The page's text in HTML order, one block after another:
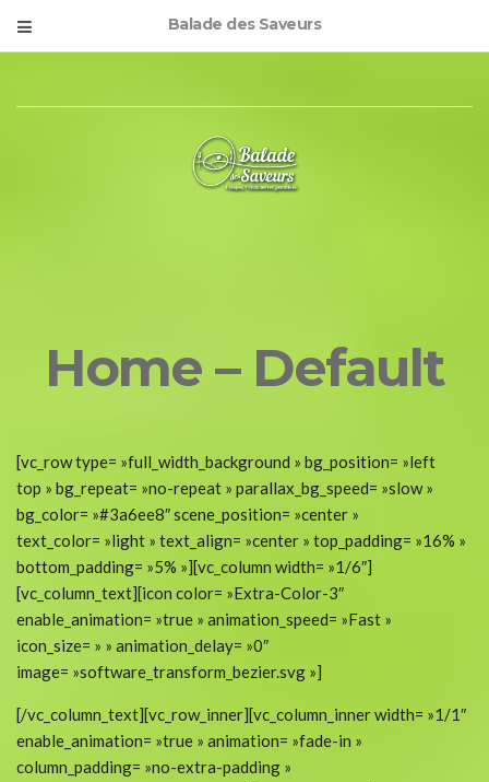
Balade des Saveurs
Home – Default
[vc_row type= »full_width_background » bg_position= »left
top » bg_repeat= »no-repeat » parallax_bg_speed= »slow »
bg_color= »#3a6ee8″ scene_position= »center »
text_color= »light » text_align= »center » top_padding= »16% »
bottom_padding= »5% »][vc_column width= »1/6″]
[vc_column_text][icon color= »Extra-Color-3″
enable_animation= »true » animation_speed= »Fast »
icon_size= » » animation_delay= »0″
image= »software_transform_bezier.svg »]
[/vc_column_text][vc_row_inner][vc_column_inner width= »1/1″
enable_animation= »true » animation= »fade-in »
column_padding= »no-extra-padding »